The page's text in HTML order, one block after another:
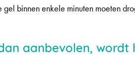
binnen enkele minuten moeten
aanbevolen,